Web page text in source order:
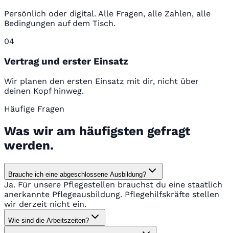
Persönlich oder digital. Alle Fragen, alle Zahlen, alle
Bedingungen auf dem Tisch.
04
Vertrag und erster Einsatz
Wir planen den ersten Einsatz mit dir, nicht über
deinen Kopf hinweg.
Häufige Fragen
Was wir am häufigsten gefragt
werden.
Brauche ich eine abgeschlossene Ausbildung?
Ja. Für unsere Pflegestellen brauchst du eine staatlich
anerkannte Pflegeausbildung. Pflegehilfskräfte stellen
wir derzeit nicht ein.
Wie sind die Arbeitszeiten?